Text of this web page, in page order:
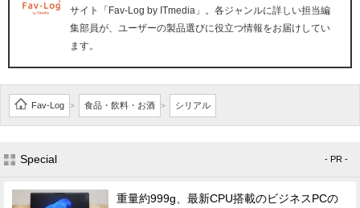
サイト「Fav-Log by ITmedia」。各ジャンルに詳しい担当編
集部員が、ユーザーの製品選びに役立つ情報をお届けしてい
ます。
Fav-Log > 食品・飲料・お酒 > シリアル
Special - PR -
重量約999g、最新CPU搭載のビジネスPCの